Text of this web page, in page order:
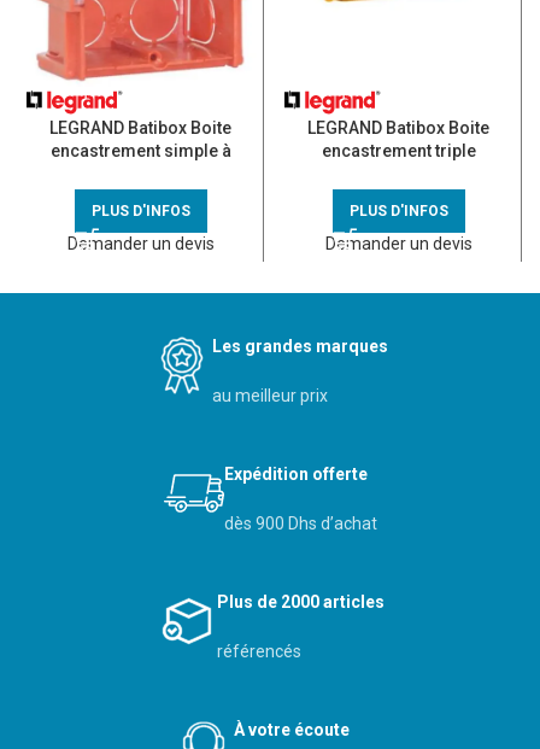
LEGRAND Batibox Boite
encastrement simple à
PLUS D'INFOS
Demander un devis
LEGRAND Batibox Boite
encastrement triple
PLUS D'INFOS
Demander un devis
Les grandes marques
au meilleur prix
Expédition offerte
dès 900 Dhs d’achat
Plus de 2000 articles
référencés
À votre écoute